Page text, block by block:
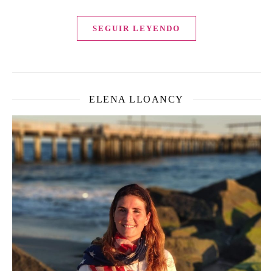
SEGUIR LEYENDO
ELENA LLOANCY